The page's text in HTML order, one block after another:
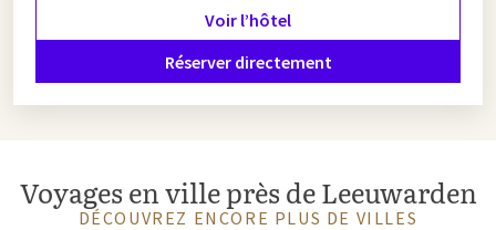
Voir l’hôtel
Réserver directement
Voyages en ville près de Leeuwarden
DÉCOUVREZ ENCORE PLUS DE VILLES